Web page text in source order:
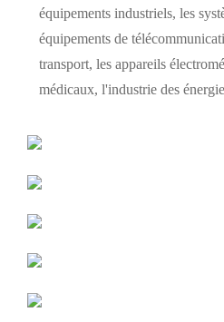
équipements industriels, les
équipements de
transport, les appareils
médicaux, l'industrie des